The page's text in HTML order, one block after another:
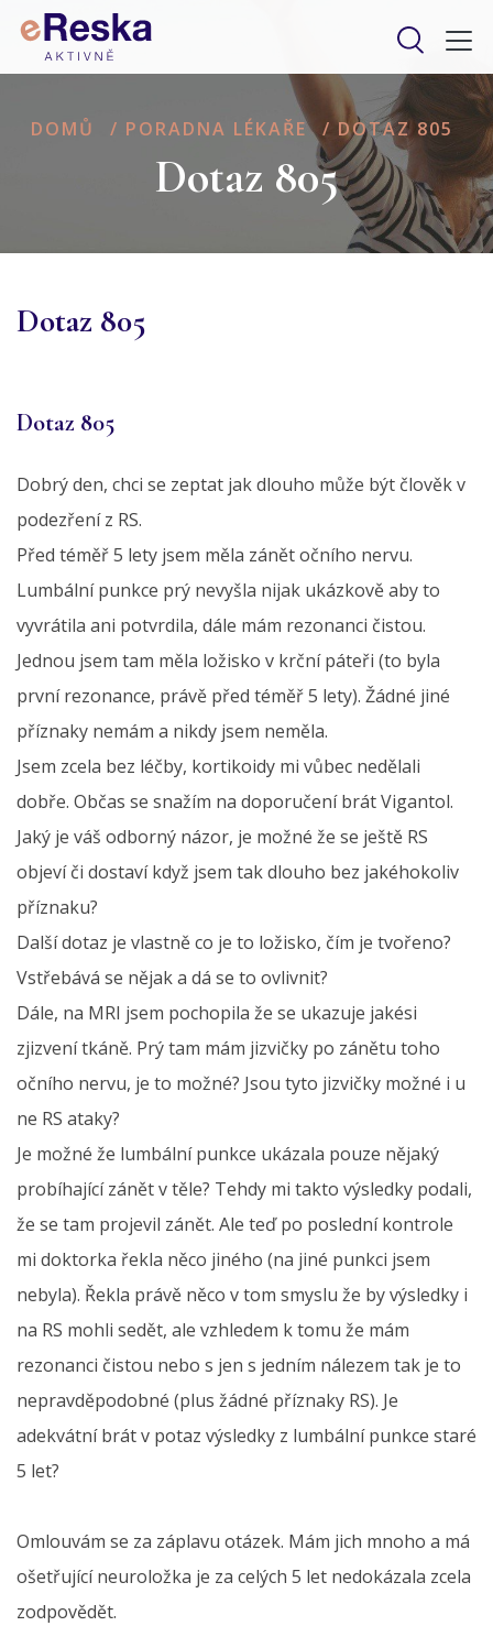
DOMŮ / PORADNA LÉKAŘE / DOTAZ 805
Dotaz 805
Dotaz 805
Dotaz 805
Dobrý den, chci se zeptat jak dlouho může být člověk v
podezření z RS.
Před téměř 5 lety jsem měla zánět očního nervu.
Lumbální punkce prý nevyšla nijak ukázkově aby to
vyvrátila ani potvrdila, dále mám rezonanci čistou.
Jednou jsem tam měla ložisko v krční páteři (to byla
první rezonance, právě před téměř 5 lety). Žádné jiné
příznaky nemám a nikdy jsem neměla.
Jsem zcela bez léčby, kortikoidy mi vůbec nedělali
dobře. Občas se snažím na doporučení brát Vigantol.
Jaký je váš odborný názor, je možné že se ještě RS
objeví či dostaví když jsem tak dlouho bez jakéhokoliv
příznaku?
Další dotaz je vlastně co je to ložisko, čím je tvořeno?
Vstřebává se nějak a dá se to ovlivnit?
Dále, na MRI jsem pochopila že se ukazuje jakési
zjizvení tkáně. Prý tam mám jizvičky po zánětu toho
očního nervu, je to možné? Jsou tyto jizvičky možné i u
ne RS ataky?
Je možné že lumbální punkce ukázala pouze nějaký
probíhající zánět v těle? Tehdy mi takto výsledky podali,
že se tam projevil zánět. Ale teď po poslední kontrole
mi doktorka řekla něco jiného (na jiné punkci jsem
nebyla). Řekla právě něco v tom smyslu že by výsledky i
na RS mohli sedět, ale vzhledem k tomu že mám
rezonanci čistou nebo s jen s jedním nálezem tak je to
nepravděpodobné (plus žádné příznaky RS). Je
adekvátní brát v potaz výsledky z lumbální punkce staré
5 let?
Omlouvám se za záplavu otázek. Mám jich mnoho a má
ošetřující neuroložka je za celých 5 let nedokázala zcela
zodpovědět.